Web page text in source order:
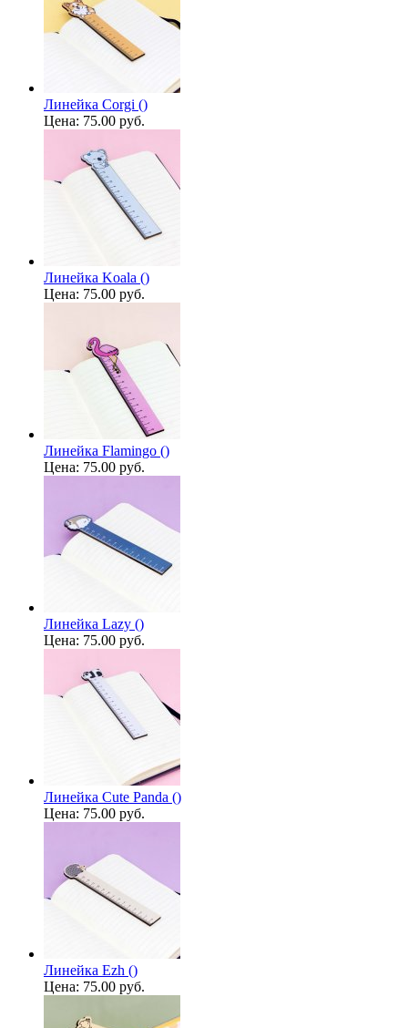
Линейка Corgi ()
Цена: 75.00 руб.
Линейка Koala ()
Цена: 75.00 руб.
Линейка Flamingo ()
Цена: 75.00 руб.
Линейка Lazy ()
Цена: 75.00 руб.
Линейка Cute Panda ()
Цена: 75.00 руб.
Линейка Ezh ()
Цена: 75.00 руб.